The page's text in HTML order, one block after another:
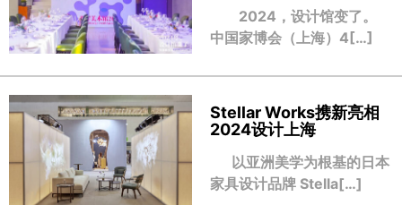
2024，设计馆变了。
中国家博会（上海）4[…]
Stellar Works携新亮相
2024设计上海
以亚洲美学为根基的日本
家具设计品牌 Stella[…]